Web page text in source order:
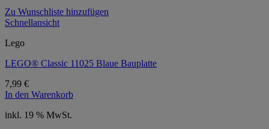
Zu Wunschliste hinzufügen
Schnellansicht
Lego
LEGO® Classic 11025 Blaue Bauplatte
7,99 €
In den Warenkorb
inkl. 19 % MwSt.